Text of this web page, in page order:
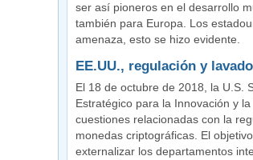
ser así pioneros en el desarrollo
también para Europa. Los
amenaza, esto se hizo evidente.
EE.UU., regulación y
El 18 de octubre de 2018, la U.S.
Estratégico para la Innovación y
cuestiones relacionadas con la
monedas criptográficas. El
externalizar los departamentos